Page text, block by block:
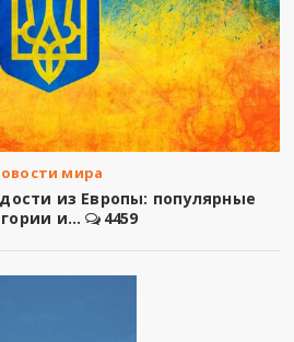
мира
из Европы: популярные
и...
4459